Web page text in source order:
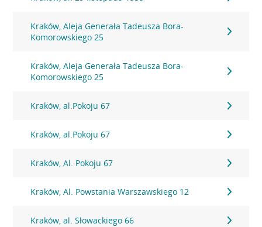
Kraków, Aleja Generała Tadeusza Bora-
Komorowskiego 25
Kraków, Aleja Generała Tadeusza Bora-
Komorowskiego 25
Kraków, al.Pokoju 67
Kraków, al.Pokoju 67
Kraków, Al. Pokoju 67
Kraków, Al. Powstania Warszawskiego 12
Kraków, al. Słowackiego 66